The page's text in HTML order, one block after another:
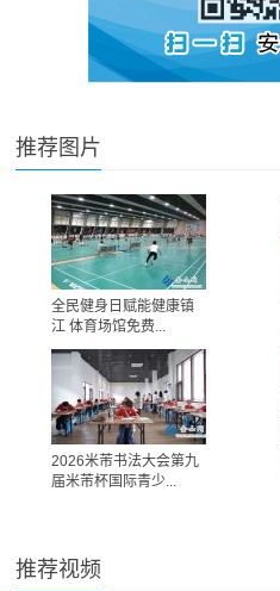
推荐图片
全民健身日赋能健康镇
江 体育场馆免费...
2026米芾书法大会第九
届米芾杯国际青少...
推荐视频